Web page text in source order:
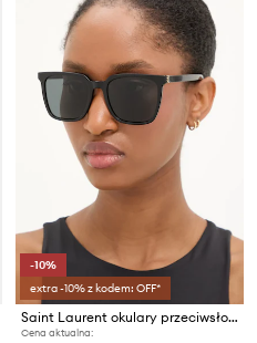
-10%
extra -10% z kodem: OFF*
Saint Laurent okulary przeciwsłoneczne
Cena aktualna: